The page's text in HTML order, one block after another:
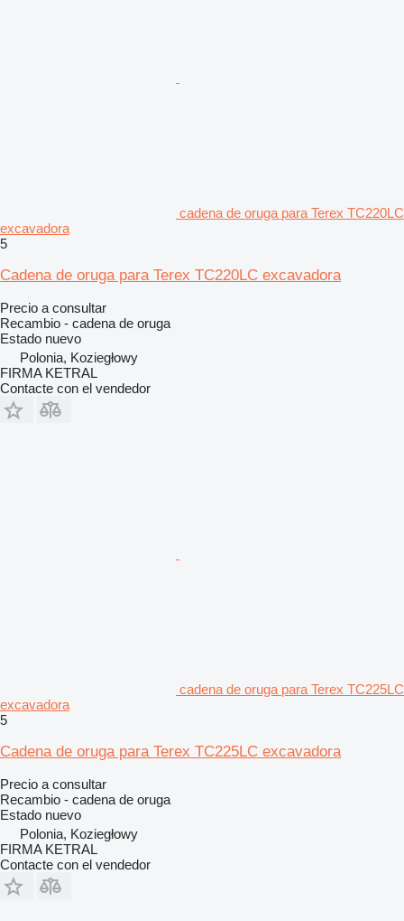
cadena de oruga para Terex TC220LC
excavadora
5
Cadena de oruga para Terex TC220LC excavadora
Precio a consultar
Recambio - cadena de oruga
Estado nuevo
Polonia, Koziegłowy
FIRMA KETRAL
Contacte con el vendedor
cadena de oruga para Terex TC225LC
excavadora
5
Cadena de oruga para Terex TC225LC excavadora
Precio a consultar
Recambio - cadena de oruga
Estado nuevo
Polonia, Koziegłowy
FIRMA KETRAL
Contacte con el vendedor